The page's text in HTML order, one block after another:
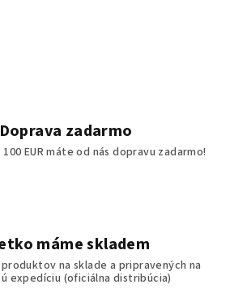
Doprava zadarmo
EUR máte od nás dopravu zadarmo!
máme skladem
produktov na sklade a pripravených na
expedíciu (oficiálna distribúcia)